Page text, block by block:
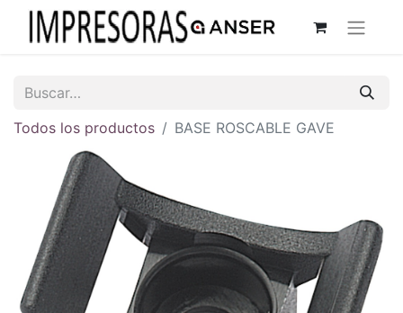
Todos los productos BASE ROSCABLE GAVE